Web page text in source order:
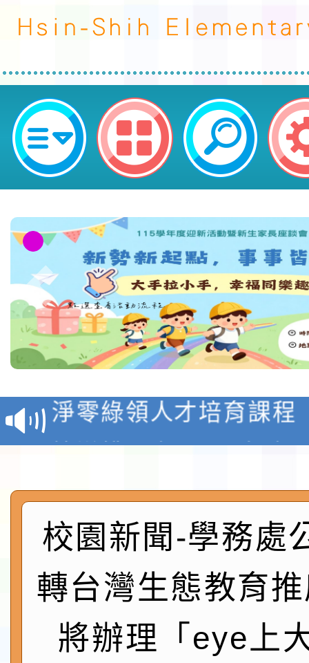
函轉台灣生態教育推廣協會將辦理
~2025寒假兒童生態冬令營」活動
勢國民小學
教育部校安中心白海豚
報
淨零綠領人才培育課程
檢送桃園市115學年度
實施要點各1份
115年食農教育專業人
程
函轉國家通訊傳播委員
速演練執行計畫」
「115年金融知識線上
法」
本校115學年度第1學
第3次招考代課鐘點教
檢送「桃園市115學年
校園新聞-學務處
轉台灣生態教育
將辦理「eye上